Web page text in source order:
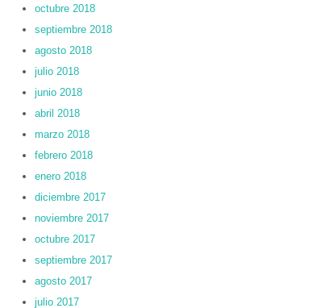
octubre 2018
septiembre 2018
agosto 2018
julio 2018
junio 2018
abril 2018
marzo 2018
febrero 2018
enero 2018
diciembre 2017
noviembre 2017
octubre 2017
septiembre 2017
agosto 2017
julio 2017